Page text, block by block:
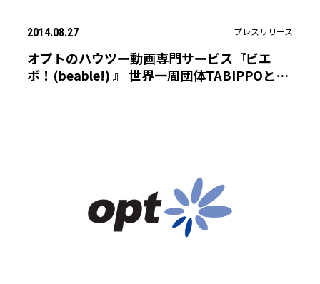
2014.08.27 プレスリリース
オプトのハウツー動画専門サービス『ビエ
ボ！(beable!) 』 世界一周団体TABIPPOと連